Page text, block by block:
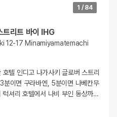
1 / 84
트리트 바이 IHG
12-17 Minamiyamatemachi
텔 인디고 나가사키 글로버 스트리
분이면 구라바엔, 5분이면 나베칸무
셔리 호텔에서 나비 부인 동상까…